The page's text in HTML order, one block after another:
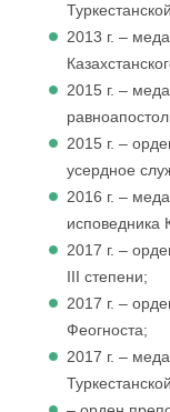
2013 г. –
2015 г. –
2015 г. –
усердное
2016 г. –
исповедника
2017 г. –
III степени;
2017 г. –
Феогноста;
2017 г. –